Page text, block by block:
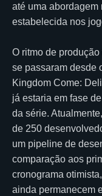
até uma abordagem
estabelecida nos
O ritmo de
se passaram desde
Kingdom Come:
já estaria em fase
da série.
de 250
um pipeline de
comparação aos
cronograma
ainda permanecem